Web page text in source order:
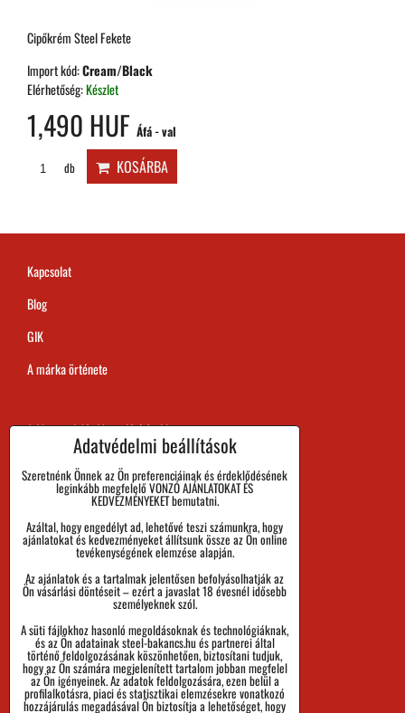
Cipőkrém Steel Fekete
Import kód:Cream/Black
Elérhetőség:Készlet
1,490 HUF Áfá - val
db KOSÁRBA
Kapcsolat
Blog
GIK
A márka örténete
A Megrendelés Megvalósítási Ideje
Áru visszaadása és Reklamáció
Méret
Személyes adatok védelme
Küldemények nyomon követése
Adatvédelmi beállítások
Szeretnénk Önnek az Ön preferenciáinak és érdeklődésének
leginkább megfelelő VONZÓ AJÁNLATOKAT ÉS
KEDVEZMÉNYEKET bemutatni.
Azáltal, hogy engedélyt ad, lehetővé teszi számunkra, hogy
ajánlatokat és kedvezményeket állítsunk össze az Ön online
tevékenységének elemzése alapján.
Az ajánlatok és a tartalmak jelentősen befolyásolhatják az
Ön vásárlási döntéseit – ezért a javaslat 18 évesnél idősebb
személyeknek szól.
A süti fájlokhoz hasonló megoldásoknak és technológiáknak,
és az Ön adatainak steel-bakancs.hu és partnerei által
történő feldolgozásának köszönhetően, biztosítani tudjuk,
hogy az Ön számára megjelenített tartalom jobban megfelel
az Ön igényeinek. Az adatok feldolgozására, ezen belül a
profilalkotásra, piaci és statisztikai elemzésekre vonatkozó
hozzájárulás megadásával Ön biztosítja a lehetőséget, hogy